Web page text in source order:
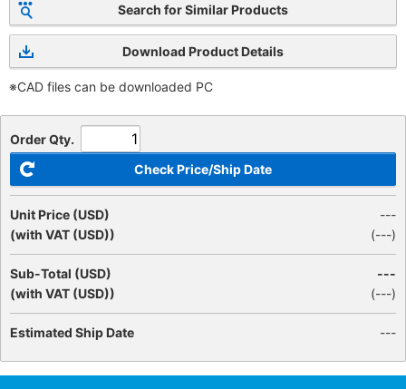
Search for Similar Products
Download Product Details
※CAD files can be downloaded PC
Order Qty.
Check Price/Ship Date
Unit Price (USD)
(with VAT (USD))
---
(---)
Sub-Total (USD)
(with VAT (USD))
---
(---)
Estimated Ship Date ---